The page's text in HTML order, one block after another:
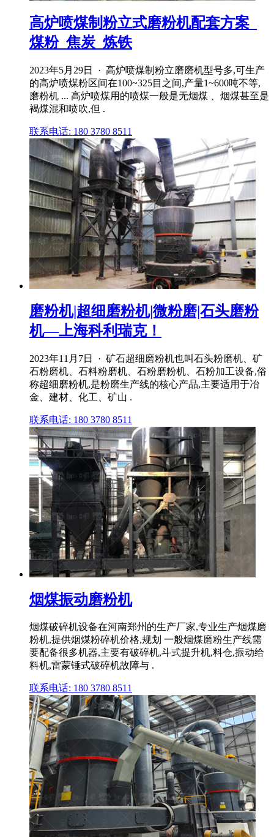
高炉喷煤制粉立式磨粉机配套方案_
煤粉_焦炭_炼铁
2023年5月29日 · 高炉喷煤制粉立磨磨机型号多,可生产
的高炉喷煤粉区间在100~325目之间,产量1~600吨不等,
磨粉机 ... 高炉喷煤用的喷煤一般是无烟煤 、烟煤甚至是
褐煤混和喷吹,但 .
联系电话: 180 3780 8511
磨粉机|超细磨粉机|微粉磨|石头磨粉
机—上海科利瑞克！
2023年11月7日 · 矿石超细磨粉机也叫石头粉磨机、矿
石粉磨机、石料粉磨机、石粉磨粉机、石粉加工设备,俗
称超细磨粉机,是粉磨生产线的核心产品,主要适用于冶
金、建材、化工、矿山 .
联系电话: 180 3780 8511
烟煤振动磨粉机
烟煤破碎机设备在河南郑州的生产厂家,专业生产烟煤磨
粉机,提供烟煤粉碎机价格,规划 一般烟煤磨粉生产线需
要配备很多机器,主要有破碎机,斗式提升机,料仓,振动给
料机,雷蒙锤式破碎机故障与 .
联系电话: 180 3780 8511